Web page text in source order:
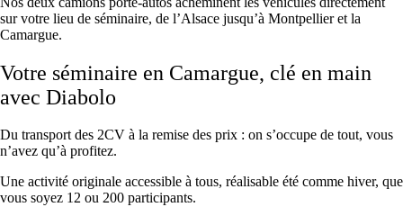
sur votre lieu de séminaire, de l’Alsace jusqu’à Montpellier et la
Camargue.
Votre séminaire en Camargue, clé en main
avec Diabolo
Du transport des 2CV à la remise des prix : on s’occupe de tout, vous
n’avez qu’à profitez.
Une activité originale accessible à tous, réalisable été comme hiver, que
vous soyez 12 ou 200 participants.